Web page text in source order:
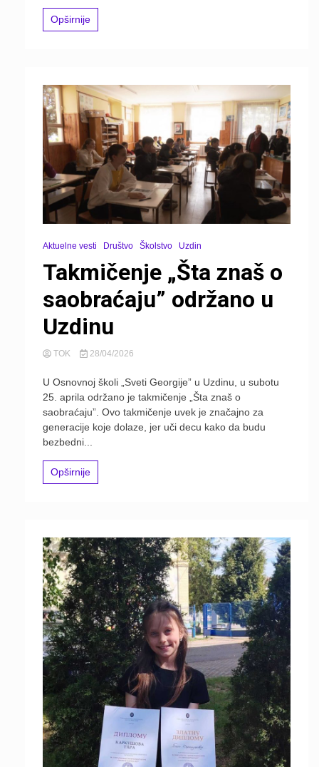
Opširnije
Aktuelne vesti Društvo Školstvo Uzdin
Takmičenje „Šta znaš o
saobraćaju” održano u
Uzdinu
TOK 28/04/2026
U Osnovnoj školi „Sveti Georgije” u Uzdinu, u subotu
25. aprila održano je takmičenje „Šta znaš o
saobraćaju”. Ovo takmičenje uvek je značajno za
generacije koje dolaze, jer uči decu kako da budu
bezbedni...
Opširnije